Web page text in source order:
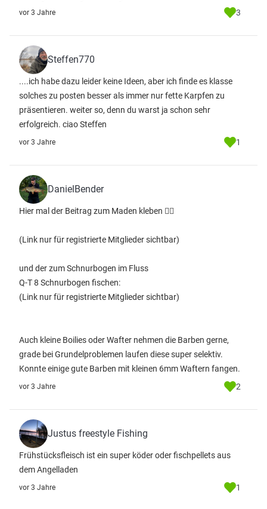
vor 3 Jahre 3
Steffen770
....ich habe dazu leider keine Ideen, aber ich finde es klasse
solches zu posten besser als immer nur fette Karpfen zu
präsentieren. weiter so, denn du warst ja schon sehr
erfolgreich. ciao Steffen
vor 3 Jahre 1
DanielBender
Hier mal der Beitrag zum Maden kleben 👍🏻
(Link nur für registrierte Mitglieder sichtbar)
und der zum Schnurbogen im Fluss
Q-T 8 Schnurbogen fischen:
(Link nur für registrierte Mitglieder sichtbar)
Auch kleine Boilies oder Wafter nehmen die Barben gerne,
grade bei Grundelproblemen laufen diese super selektiv.
Konnte einige gute Barben mit kleinen 6mm Waftern fangen.
vor 3 Jahre 2
Justus freestyle Fishing
Frühstücksfleisch ist ein super köder oder fischpellets aus
dem Angelladen
vor 3 Jahre 1